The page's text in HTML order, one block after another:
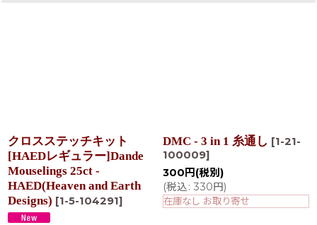
クロスステッチキット
[HAEDレギュラー]Dande
Mouselings 25ct -
HAED(Heaven and Earth
Designs) [1-5-104291]
DMC - 3 in 1 糸通し [1-21-
100009]
300 円 (税別)
(税込: 330円)
在庫なし お取り寄せ